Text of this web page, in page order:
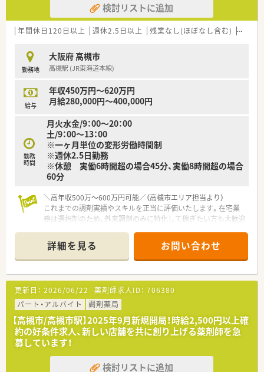
【こんな方が活躍中】
■産休・育休制度や託児所補助を活用し、子育てと仕事を両立さ
せている方が多く活躍中です。
楽しむスタッフも在籍しています。
■地域医療への貢献意欲が高く、在宅業務にも前向きに取り組ん
でいる方が活躍しています。
検討リストに追加
年間休日120日以上 週休2.5日以上 残業なし(ほぼなし含む) 車通勤
勤務地
大阪府 高槻市
高槻駅 (JR東海道本線)
給与
年収450万円～620万円
月給280,000円～400,000円
勤務
時間
月火水金/9：00～20：00
土/9：00～13：00
※一ヶ月単位の変形労働時間制
※週休2.5日勤務
※休憩 実働6時間超の場合45分、実働8時間超の場合
60分
＼高年収500万〜600万円可能／（高槻市エリア担当より）
これまでの調剤実績やスキルを正当に評価いたします。在宅業
務は選択制のため、外来調剤のみに特化して稼ぎたい方も大歓迎
＊------------------------------------------
【店舗情報と応需状況について】
■JR東海道本線の高槻駅からお車で8分ほどの、閑静な住宅街が
広がる落ち着いたエリアに位置している調剤薬局です。
■近隣の田崎医院より内科や小児科の処方箋をメインに応需し
ており、地域密着型として住民の皆様から親しまれています。
■1日あたりの処方箋枚数は平均70枚となっており、複数科目の
多種多様な処方にじっくりと触れられる環境です。
【想定される業務内容】
■門前医院や周辺の医療機関から届く多科目の処方箋に基づき、
正確な調剤業務やスピーディーな監査業務の実務全般を行いま
詳細を見る お問い合わせ
更新日： 2026/06/22 薬剤師求人ID： 706380
パート・アルバイト
調剤薬局
【高槻市/高槻市駅】2025年9月新規開局！時給2,500円以上確
約の好条件求人、新しい店舗を共に創り上げる薬剤師を急
募しています！
検討リストに追加